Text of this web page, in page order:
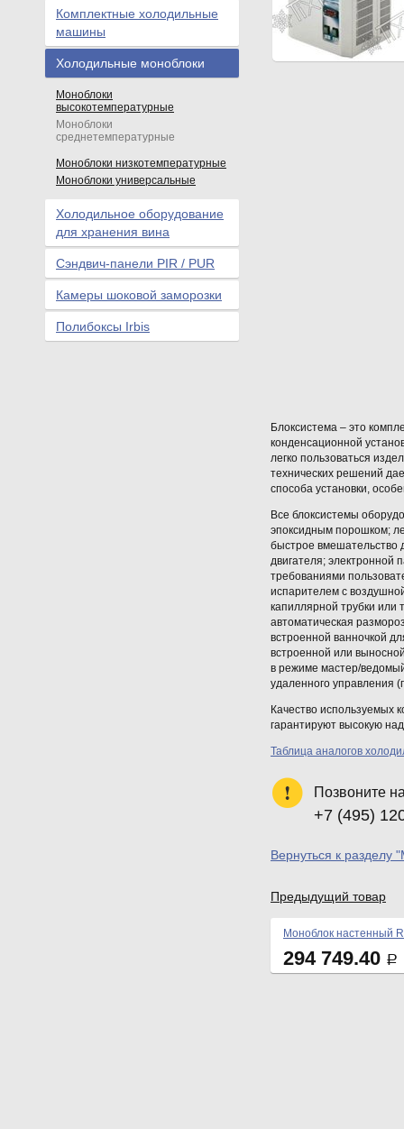
Блоксистема – это
конденсационной
легко пользоваться
технических решений
способа установки,
Все блоксистемы
эпоксидным порошком;
быстрое вмешательство
двигателя; электронной
требованиями
испарителем с
капиллярной трубки или
автоматическая
встроенной ванночкой
встроенной или
в режиме мастер/
удаленного управления
Качество используемых
гарантируют высокую
Таблица аналогов
Позвоните
+7 (495)
Вернуться к разделу
Предыдущий товар
Моноблок настенный
294 749.40 Р
Комплектные холодильные
машины
Холодильные моноблоки
Моноблоки
высокотемпературные
Моноблоки
среднетемпературные
Моноблоки низкотемпературные
Моноблоки универсальные
Холодильное оборудование
для хранения вина
Сэндвич-панели PIR / PUR
Камеры шоковой заморозки
Полибоксы Irbis